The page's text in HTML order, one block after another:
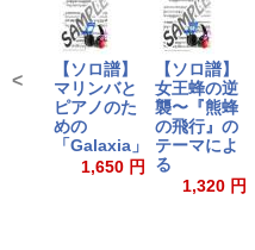
【ソロ譜】
マリンバと
ピアノのた
めの
「Galaxia」
1,650 円
【ソロ譜】
女王蜂の逆
襲〜『熊蜂
の飛行』の
テーマによ
る
1,320 円
<